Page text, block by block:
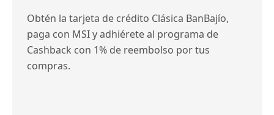
Obtén la tarjeta de crédito Clásica BanBajío,
paga con MSI y adhiérete al programa de
Cashback con 1% de reembolso por tus
compras.